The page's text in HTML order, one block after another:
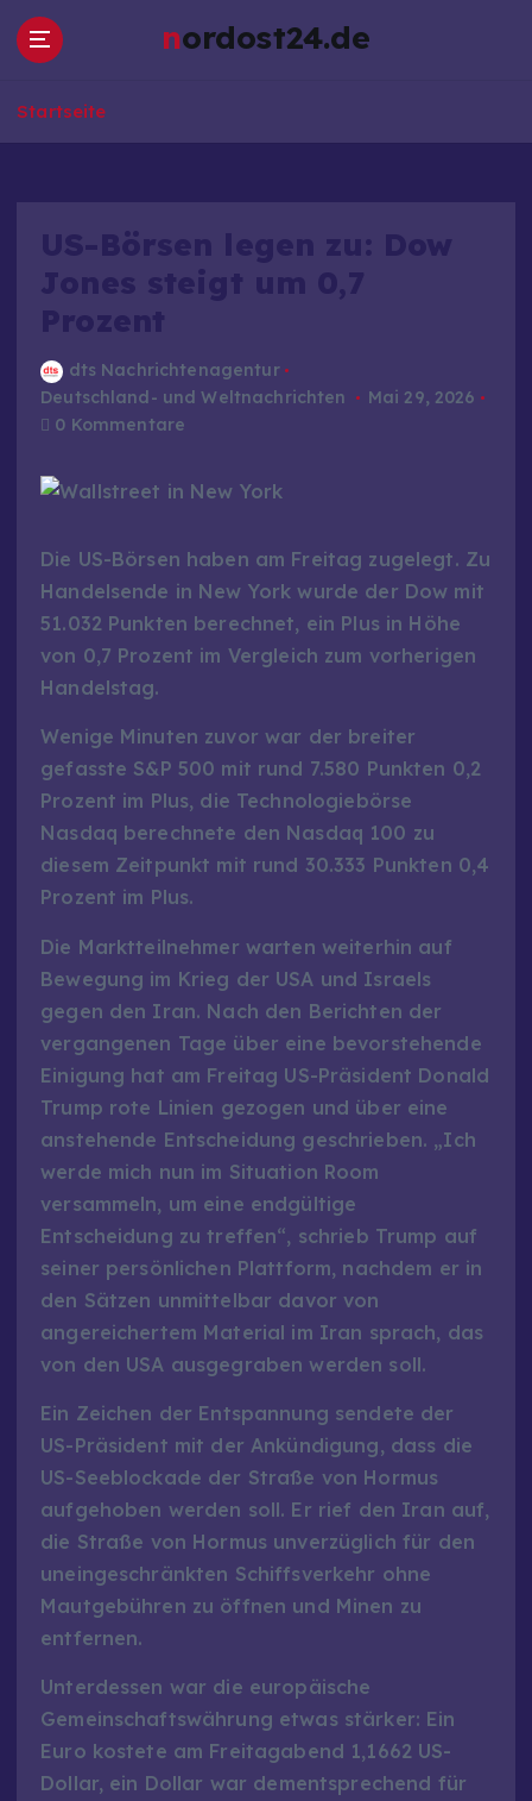
h
nordost24.de
Startseite
dts Nachrichtenagentur
Deutschland- und Weltnachrichten
Mai 29, 2026
0 Kommentare
Die US-Börsen haben am Freitag zugelegt. Zu
Handelsende in New York wurde der Dow mit
51.032 Punkten berechnet, ein Plus in Höhe
von 0,7 Prozent im Vergleich zum vorherigen
Handelstag.
Wenige Minuten zuvor war der breiter
gefasste S&P 500 mit rund 7.580 Punkten 0,2
Prozent im Plus, die Technologiebörse
Nasdaq berechnete den Nasdaq 100 zu
diesem Zeitpunkt mit rund 30.333 Punkten 0,4
Prozent im Plus.
Die Marktteilnehmer warten weiterhin auf
Bewegung im Krieg der USA und Israels
gegen den Iran. Nach den Berichten der
vergangenen Tage über eine bevorstehende
Einigung hat am Freitag US-Präsident Donald
Trump rote Linien gezogen und über eine
anstehende Entscheidung geschrieben. „Ich
werde mich nun im Situation Room
versammeln, um eine endgültige
Entscheidung zu treffen“, schrieb Trump auf
seiner persönlichen Plattform, nachdem er in
den Sätzen unmittelbar davor von
angereichertem Material im Iran sprach, das
von den USA ausgegraben werden soll.
Ein Zeichen der Entspannung sendete der
US-Präsident mit der Ankündigung, dass die
US-Seeblockade der Straße von Hormus
aufgehoben werden soll. Er rief den Iran auf,
die Straße von Hormus unverzüglich für den
uneingeschränkten Schiffsverkehr ohne
Mautgebühren zu öffnen und Minen zu
entfernen.
Unterdessen war die europäische
Gemeinschaftswährung etwas stärker: Ein
Euro kostete am Freitagabend 1,1662 US-
Dollar, ein Dollar war dementsprechend für